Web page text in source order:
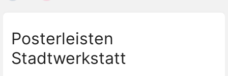
Posterleisten
Stadtwerkstatt